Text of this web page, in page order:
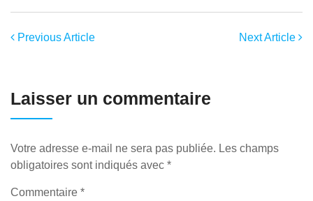
Previous Article Next Article
Laisser un commentaire
Votre adresse e-mail ne sera pas publiée. Les champs
obligatoires sont indiqués avec *
Commentaire *